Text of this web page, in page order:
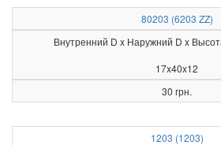
80203 (6203 ZZ)
Внутренний D x Наружний D x
17x40x12
30 грн.
1203 (1203)